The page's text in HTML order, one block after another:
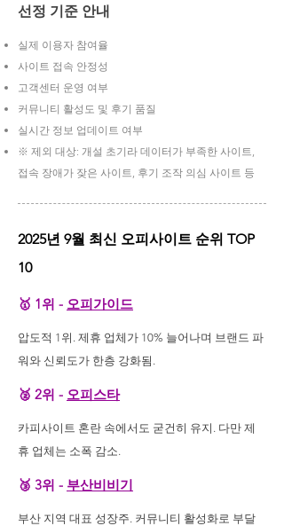
선정 기준 안내
실제 이용자 참여율
사이트 접속 안정성
고객센터 운영 여부
커뮤니티 활성도 및 후기 품질
실시간 정보 업데이트 여부
※ 제외 대상: 개설 초기라 데이터가 부족한 사이트,
접속 장애가 잦은 사이트, 후기 조작 의심 사이트 등
2025년 9월 최신 오피사이트 순위 TOP
10
🥇 1위 - 오피가이드
압도적 1위. 제휴 업체가 10% 늘어나며 브랜드 파
워와 신뢰도가 한층 강화됨.
🥈 2위 - 오피스타
카피사이트 혼란 속에서도 굳건히 유지. 다만 제
휴 업체는 소폭 감소.
🥉 3위 - 부산비비기
부산 지역 대표 성장주. 커뮤니티 활성화로 부달